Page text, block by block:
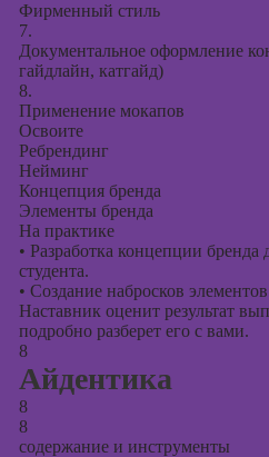
Фирменный стиль
7.
Документальное оформление
гайдлайн, катгайд)
8.
Применение мокапов
Освоите
Ребрендинг
Нейминг
Концепция бренда
Элементы бренда
На практике
• Разработка концепции бренда
студента.
• Создание набросков
Наставник оценит результат
подробно разберет его с вами.
8
Айдентика
8
8
содержание и инструменты